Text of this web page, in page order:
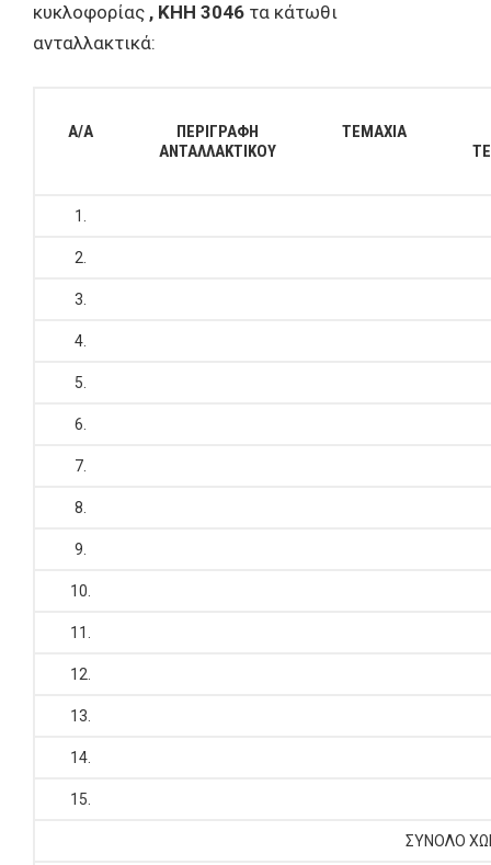
κυκλοφορίας , ΚΗΗ 3046 τα κάτωθι
ανταλλακτικά:
A/A
ΠΕΡΙΓΡΑΦΗ
ΑΝΤΑΛΛΑΚΤΙΚΟΥ
ΤΕΜΑΧΙΑ
1.
2.
3.
4.
5.
6.
7.
8.
9.
10.
11.
12.
13.
14.
15.
ΣΥΝΟΛΟ